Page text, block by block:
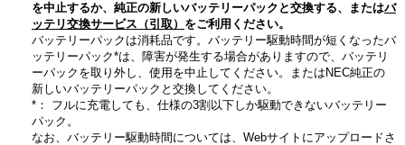
を中止するか、純正の新しいバッテリーパックと交換する、またはバ
ッテリ交換サービス（引取） をご利用ください。
バッテリーパックは消耗品です。バッテリー駆動時間が短くなったバ
ッテリーパック*は、障害が発生する場合がありますので、バッテリ
ーパックを取り外し、使用を中止してください。またはNEC純正の
新しいバッテリーパックと交換してください。
*： フルに充電しても、仕様の3割以下しか駆動できないバッテリー
パック。
なお、バッテリー駆動時間については、Webサイトにアップロードさ